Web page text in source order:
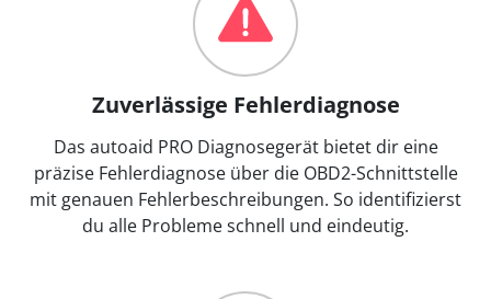
Zuverlässige Fehlerdiagnose
Das autoaid PRO Diagnosegerät bietet dir eine
präzise Fehlerdiagnose über die OBD2-Schnittstelle
mit genauen Fehlerbeschreibungen. So identifizierst
du alle Probleme schnell und eindeutig.